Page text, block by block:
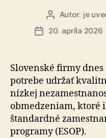
Autor
článku
Autor: je
Dátum
20. apríla 2026
Slovenské firmy
potrebe udr­žať
nízkej
obmedzeniam, ktoré
štandardné
programy (ESOP).